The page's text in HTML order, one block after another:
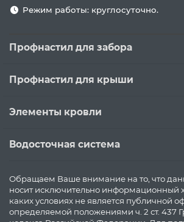
Режим работы: круглосуточно.
Профнастил для забора
Профнастил для крыши
Элементы кровли
Водосточная система
Обращаем Ваше внимание на то, что
носит исключительно информационный
каких условиях не является публичной
определяемой положениями ч. 2 ст. 437